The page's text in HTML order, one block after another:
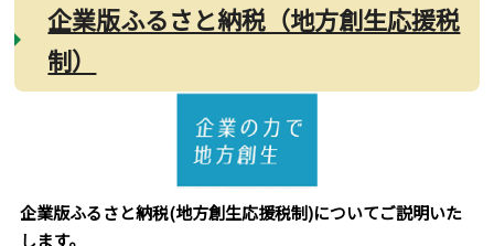
企業版ふるさと納税（地方創生応援税
制）
企業版ふるさと納税(地方創生応援税制)についてご説明いた
します。